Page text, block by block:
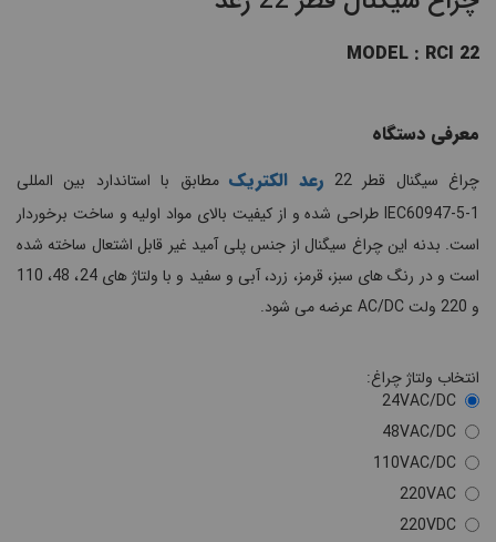
MODEL : RCI 22
معرفی دستگاه
چراغ سیگنال قطر 22 رعد الکتریک مطابق با استاندارد بین المللی
IEC60947-5-1 طراحی شده و از کیفیت بالای مواد اولیه و ساخت برخوردار
است. بدنه این چراغ سیگنال از جنس پلی آمید غیر قابل اشتعال ساخته شده
است و در رنگ های سبز، قرمز، زرد، آبی و سفید و با ولتاژ های 24، 48، 110
و 220 ولت AC/DC عرضه می شود.
انتخاب ولتاژ چراغ:
24VAC/DC
48VAC/DC
110VAC/DC
220VAC
220VDC